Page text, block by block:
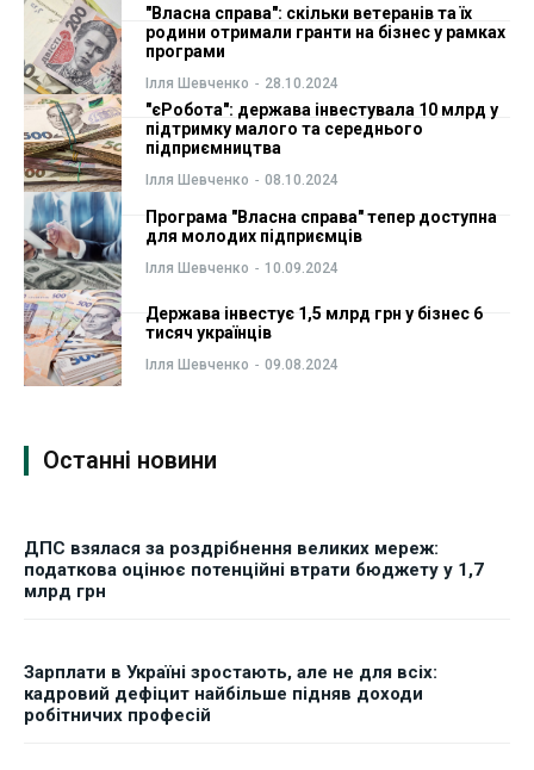
Робота і освіта
Публікації
ФОП
Курс валют
Ми в соц. мережах
Робота і освіта
Публікації
ФОП
Курс валют
Ми в соц. мережах
"Власна справа": скільки ветеранів та їх
родини отримали гранти на бізнес у рамках
програми
Ілля Шевченко - 28.10.2024
"єРобота": держава інвестувала 10 млрд у
підтримку малого та середнього
підприємництва
Ілля Шевченко - 08.10.2024
Програма "Власна справа" тепер доступна
для молодих підприємців
Ілля Шевченко - 10.09.2024
Держава інвестує 1,5 млрд грн у бізнес 6
тисяч українців
Ілля Шевченко - 09.08.2024
Останні новини
ДПС взялася за роздрібнення великих мереж:
податкова оцінює потенційні втрати бюджету у 1,7
млрд грн
Зарплати в Україні зростають, але не для всіх:
кадровий дефіцит найбільше підняв доходи
робітничих професій